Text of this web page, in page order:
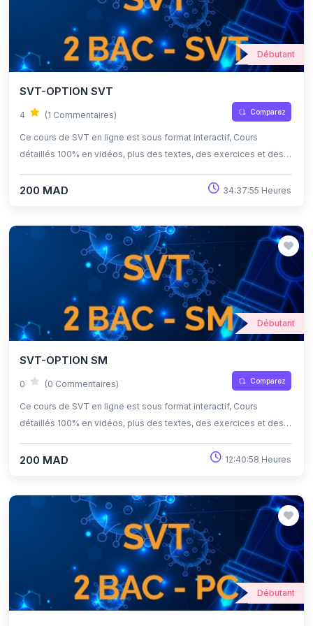
Débutant
SVT-OPTION SVT
4 (1 Commentaires) Comparez
Ce cours de SVT en ligne est sous format interactif, Cours
détaillés 100% en vidéos, plus des textes, des exercices et des
d'apprendre à son propre rythme grâce à l'auto-apprentissage et
200 MAD 34:37:55 Heures
Débutant
SVT-OPTION SM
0 (0 Commentaires) Comparez
Ce cours de SVT en ligne est sous format interactif, Cours
détaillés 100% en vidéos, plus des textes, des exercices et des
d'apprendre à son propre rythme grâce à l'auto-apprentissage et
200 MAD 12:40:58 Heures
Débutant